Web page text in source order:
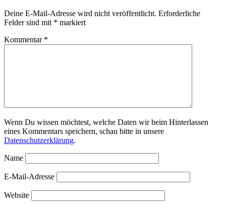
Deine E-Mail-Adresse wird nicht veröffentlicht. Erforderliche
Felder sind mit * markiert
Kommentar *
Wenn Du wissen möchtest, welche Daten wir beim Hinterlassen
eines Kommentars speichern, schau bitte in unsere
Datenschutzerklärung.
Name
E-Mail-Adresse
Website